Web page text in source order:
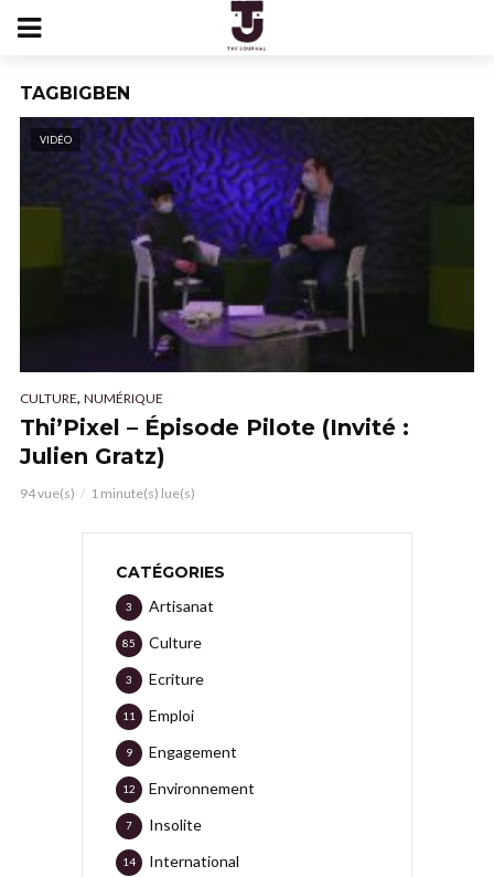
TAGBIGBEN
VIDÉO
CULTURE, NUMÉRIQUE
Thi’Pixel – Épisode Pilote (Invité :
Julien Gratz)
94 vue(s) 1 minute(s) lue(s)
CATÉGORIES
Artisanat
3
Culture
85
Ecriture
3
Emploi
11
Engagement
9
Environnement
12
Insolite
7
International
14